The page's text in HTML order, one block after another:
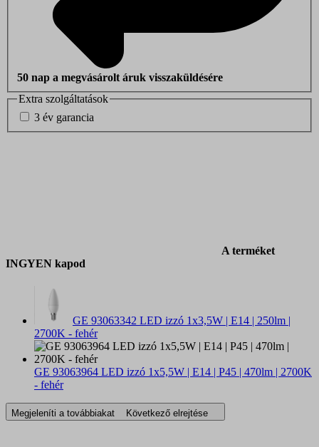
50 nap a megvásárolt áruk visszaküldésére
Extra szolgáltatások
3 év garancia
A terméket
INGYEN kapod
GE 93063342 LED izzó 1x3,5W | E14 | 250lm |
2700K - fehér
GE 93063964 LED izzó 1x5,5W | E14 | P45 | 470lm | 2700K
- fehér
Megjeleníti a továbbiakat Következő elrejtése